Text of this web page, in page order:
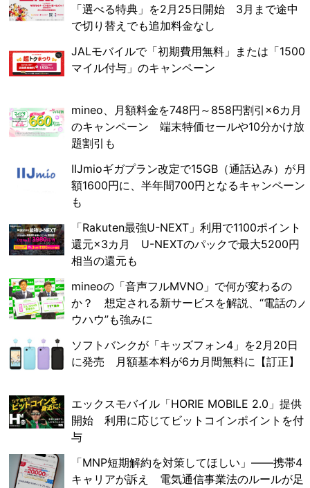
「選べる特典」を2月25日開始 3月まで途中
で切り替えでも追加料金なし
JALモバイルで「初期費用無料」または「1500
マイル付与」のキャンペーン
mineo、月額料金を748円～858円割引×6カ月
のキャンペーン 端末特価セールや10分かけ放
題割引も
IIJmioギガプラン改定で15GB（通話込み）が月
額1600円に、半年間700円となるキャンペーン
も
「Rakuten最強U-NEXT」利用で1100ポイント
還元×3カ月 U-NEXTのパックで最大5200円
相当の還元も
mineoの「音声フルMVNO」で何が変わるの
か？ 想定される新サービスを解説、“電話のノ
ウハウ”も強みに
ソフトバンクが「キッズフォン4」を2月20日
に発売 月額基本料が6カ月間無料に【訂正】
エックスモバイル「HORIE MOBILE 2.0」提供
開始 利用に応じてビットコインポイントを付
与
「MNP短期解約を対策してほしい」――携帯4
キャリアが訴え 電気通信事業法のルールが足